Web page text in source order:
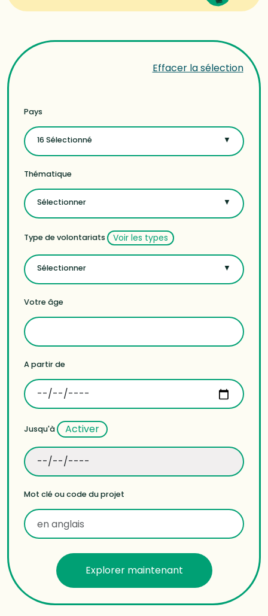
Effacer la sélection
Pays
16 Sélectionné
Thématique
Sélectionner
Type de volontariats Voir les types
Sélectionner
Votre âge
A partir de
Jusqu'à Activer
Mot clé ou code du projet
Explorer maintenant